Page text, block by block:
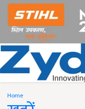
Home